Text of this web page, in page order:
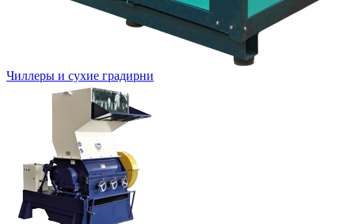
Чиллеры и сухие градирни